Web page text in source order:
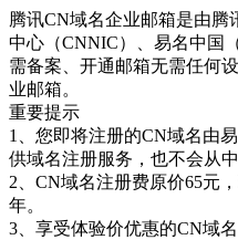
腾讯CN域名企业邮箱是由腾
中心（CNNIC）、易名中国
需备案、开通邮箱无需任何
业邮箱。
重要提示
1、您即将注册的CN域名由
供域名注册服务，也不会从中
2、CN域名注册费原价65元
年。
3、享受体验价优惠的CN域